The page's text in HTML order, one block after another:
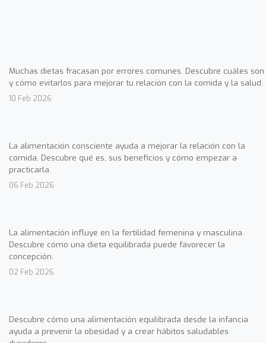
Muchas dietas fracasan por errores comunes. Descubre cuáles son
y cómo evitarlos para mejorar tu relación con la comida y la salud.
10 Feb 2026
La alimentación consciente ayuda a mejorar la relación con la
comida. Descubre qué es, sus beneficios y cómo empezar a
practicarla.
06 Feb 2026
La alimentación influye en la fertilidad femenina y masculina.
Descubre cómo una dieta equilibrada puede favorecer la
concepción.
02 Feb 2026
Descubre cómo una alimentación equilibrada desde la infancia
ayuda a prevenir la obesidad y a crear hábitos saludables